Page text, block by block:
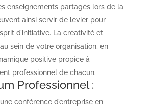
enseignements partagés lors de la
ainsi servir de levier pour
d’initiative. La créativité et
sein de votre organisation, en
positive propice à
professionnel de chacun.
Professionnel :
conférence d’entreprise en